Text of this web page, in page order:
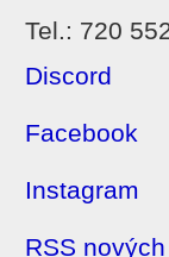
Tel.: 720
Discord
Facebook
Instagram
RSS